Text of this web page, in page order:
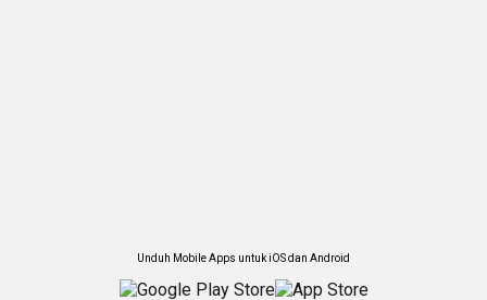
Unduh Mobile Apps untuk iOS dan Android